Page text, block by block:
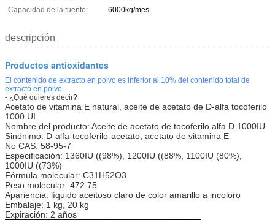
Capacidad de la fuente:
6000kg/mes
descripción
Productos antioxidantes
El contenido de extracto en polvo es inferior al 10% del contenido total de
extracto en polvo.
- ¿Qué quieres decir?
Acetato de vitamina E natural, aceite de acetato de D-alfa tocoferilo
1000 UI
Nombre del producto: Aceite de acetato de tocoferilo alfa D 1000IU
Sinónimo: D-alfa-tocoferilo-acetato, acetato de vitamina E
No CAS: 58-95-7
Especificación: 1360IU ((98%), 1200IU ((88%, 1100IU (80%),
1000IU ((73%)
Fórmula molecular: C31H52O3
Peso molecular: 472.75
Apariencia: líquido aceitoso claro de color amarillo a incoloro
Embalaje: 1 kg, 20 kg
Expiración: 2 años